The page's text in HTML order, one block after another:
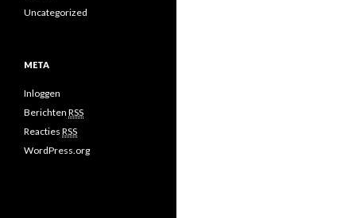
Uncategorized
META
Inloggen
Berichten RSS
Reacties RSS
WordPress.org